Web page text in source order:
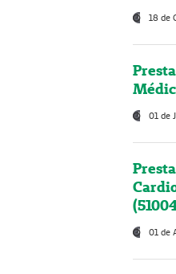
18 de
01 de
01 de